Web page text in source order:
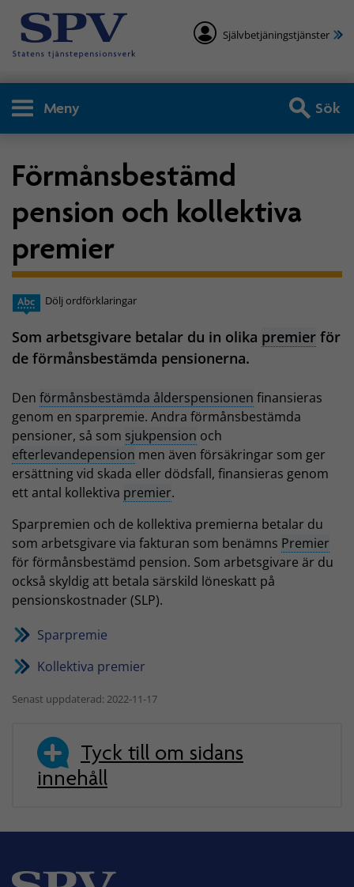
Självbetjäningstjänster
Meny Sök
Förmånsbestämd
pension och kollektiva
premier
Dölj ordförklaringar
Som arbetsgivare betalar du in olika premier för
de förmånsbestämda pensionerna.
Den förmånsbestämda ålderspensionen finansieras
genom en sparpremie. Andra förmånsbestämda
pensioner, så som sjukpension och
efterlevandepension men även försäkringar som ger
ersättning vid skada eller dödsfall, finansieras genom
ett antal kollektiva premier.
Sparpremien och de kollektiva premierna betalar du
som arbetsgivare via fakturan som benämns Premier
för förmånsbestämd pension. Som arbetsgivare är du
också skyldig att betala särskild löneskatt på
pensionskostnader (SLP).
Sparpremie
Kollektiva premier
Senast uppdaterad: 2022-11-17
Tyck till om sidans
innehåll